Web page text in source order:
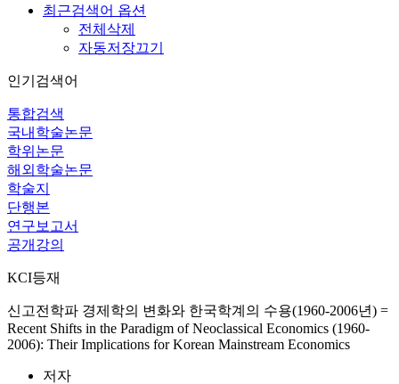
최근검색어 옵션
전체삭제
자동저장끄기
인기검색어
통합검색
국내학술논문
학위논문
해외학술논문
학술지
단행본
연구보고서
공개강의
KCI등재
신고전학파 경제학의 변화와 한국학계의 수용(1960-2006년) =
Recent Shifts in the Paradigm of Neoclassical Economics (1960-
2006): Their Implications for Korean Mainstream Economics
저자